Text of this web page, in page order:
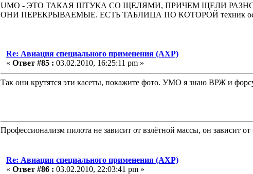
UMO - ЭТО ТАКАЯ ШТУКА СО ЩЕЛЯМИ, ПРИЧЕМ ЩЕЛИ
ОНИ ПЕРЕКРЫВАЕМЫЕ. ЕСТЬ ТАБЛИЦА ПО КОТОРОЙ техник
Re: Авиация специального применения (АХР)
« Ответ #85 : 03.02.2010, 16:25:11 pm »
Так они крутятся эти касеты, покажите фото. УМО я знаю ВРЖ и
Профессионализм пилота не зависит от взлётной массы, он зависит
Re: Авиация специального применения (АХР)
« Ответ #86 : 03.02.2010, 22:03:41 pm »